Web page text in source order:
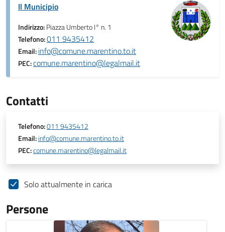
Il Municipio
Indirizzo:Piazza Umberto I° n. 1
Telefono:011 9435412
Email:info@comune.marentino.to.it
PEC:comune.marentino@legalmail.it
Contatti
Telefono:011 9435412
Email:info@comune.marentino.to.it
PEC:comune.marentino@legalmail.it
Solo attualmente in carica
Persone